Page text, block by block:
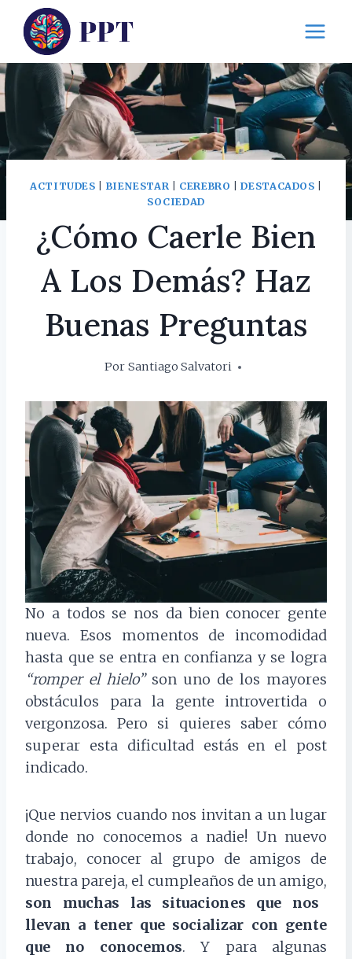
Saltar
contenido
ACTITUDES BIENESTAR CEREBRO |DESTACADOS
SOCIEDAD
¿Cómo Caerle Bien
A Los Demás? Haz
Buenas Preguntas
Por Santiago Salvatori
16 octubre, 2018
No a todos se nos da bien conocer gente
nueva. Esos momentos de incomodidad
hasta que se entra en confianza y se logra
“romper el hielo”son uno de los mayores
obstáculos para la gente introvertida o
vergonzosa. Pero si quieres saber cómo
superar esta dificultad estás en el post
indicado.
¡Que nervios cuando nos invitan a un lugar
donde no conocemos a nadie! Un nuevo
trabajo, conocer al grupo de amigos de
nuestra pareja, el cumpleaños de un amigo,
son muchas las situaciones que nos
llevan a tener que socializar con gente
que no conocemos. Y para algunas